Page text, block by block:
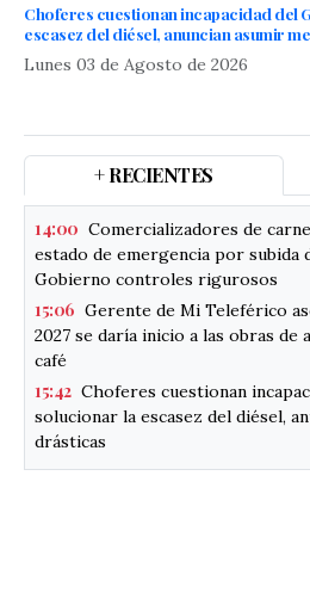
Choferes cuestionan incapacidad del
escasez del diésel, anuncian asumir
Lunes 03 de Agosto de 2026
+ RECIENTES
14:00 Comercializadores de
estado de emergencia por subida
Gobierno controles rigurosos
15:06 Gerente de Mi Teleférico
2027 se daría inicio a las obras de
café
15:42 Choferes cuestionan
solucionar la escasez del diésel,
drásticas